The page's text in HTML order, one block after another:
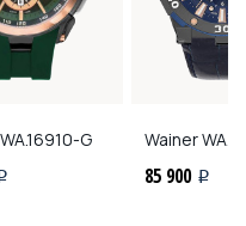
WA.16910-G Wainer
85 900 i